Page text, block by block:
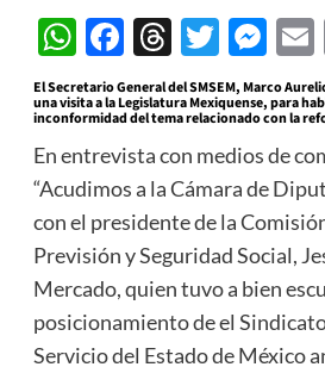
WhatsApp
Facebook
Threads
El Secretario General del SMSEM, Marco
una visita a la Legislatura Mexiquense, para
inconformidad del tema relacionado con la
En entrevista con medios de
“Acudimos a la Cámara de
con el presidente de la
Previsión y Seguridad Social,
Mercado, quien tuvo a bien
posicionamiento de el
Servicio del Estado de México